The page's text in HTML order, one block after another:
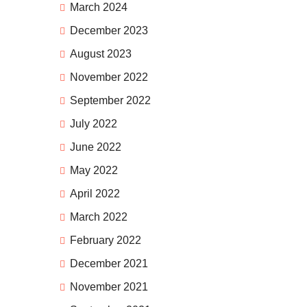
March 2024
December 2023
August 2023
November 2022
September 2022
July 2022
June 2022
May 2022
April 2022
March 2022
February 2022
December 2021
November 2021